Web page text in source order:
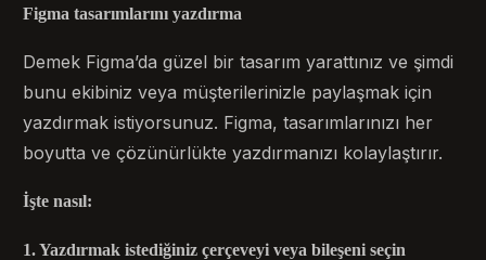
Figma tasarımlarını yazdırma
Demek Figma’da güzel bir tasarım yarattınız ve şimdi
bunu ekibiniz veya müşterilerinizle paylaşmak için
yazdırmak istiyorsunuz. Figma, tasarımlarınızı her
boyutta ve çözünürlükte yazdırmanızı kolaylaştırır.
İşte nasıl:
1. Yazdırmak istediğiniz çerçeveyi veya bileşeni seçin